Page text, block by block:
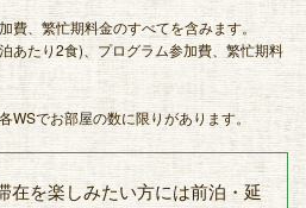
費、繁忙期料金のすべてを含みます。
あたり2食)、プログラム参加費、繁忙期料
WSでお部屋の数に限りがあります。
を楽しみたい方には前泊・延